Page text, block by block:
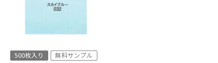
500枚入り
無料サンプル